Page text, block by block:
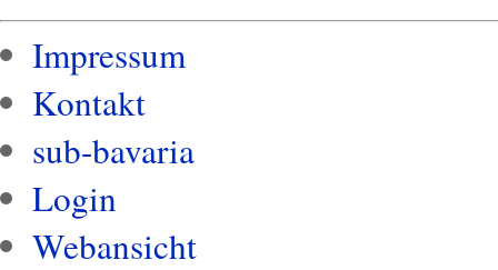
Impressum
Kontakt
sub-bavaria
Login
Webansicht